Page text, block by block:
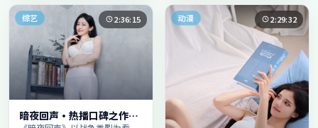
综艺 2:36:15
暗夜回声·热播口碑之作剧
动漫 2:29:32